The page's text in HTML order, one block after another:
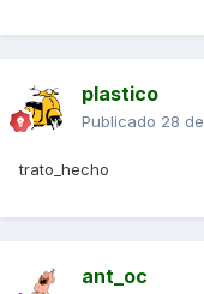
plastico
Publicado 28
trato_hecho
ant_oc